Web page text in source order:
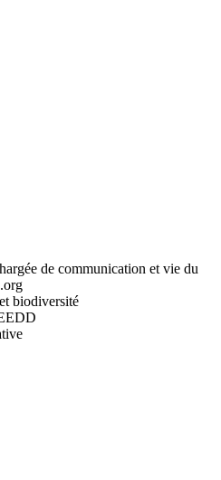
de communication et vie du
biodiversité